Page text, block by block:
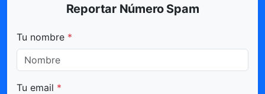
Reportar Número Spam
Tu nombre *
Tu email *